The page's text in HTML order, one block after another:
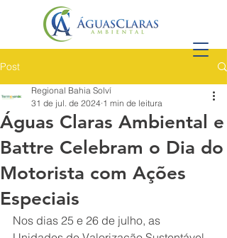
Post
Águas Claras Ambiental e
Battre Celebram o Dia do
Motorista com Ações
Especiais
Regional Bahia Solví
31 de jul. de 2024 1 min de leitura
Nos dias 25 e 26 de julho, as